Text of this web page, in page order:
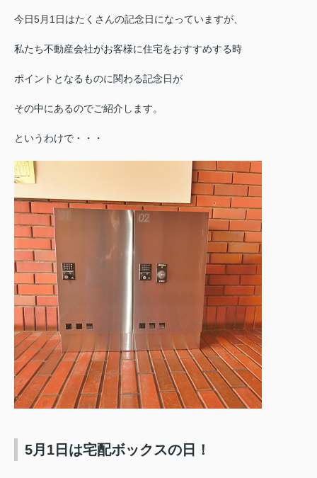
今日5月1日はたくさんの記念日になっていますが、
私たち不動産会社がお客様に住宅をおすすめする時
ポイントとなるものに関わる記念日が
その中にあるのでご紹介します。
というわけで・・・
5月1日は宅配ボックスの日！